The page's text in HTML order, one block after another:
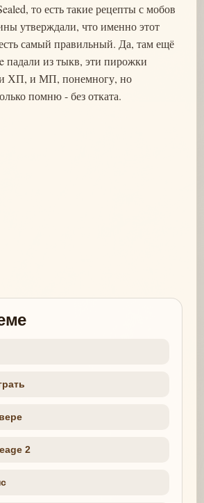
то есть такие рецепты с мобов
утверждали, что именно этот
самый правильный. Да, там ещё
падали из тыкв, эти пирожки
и ХП, и МП, понемногу, но
помню - без отката.
2